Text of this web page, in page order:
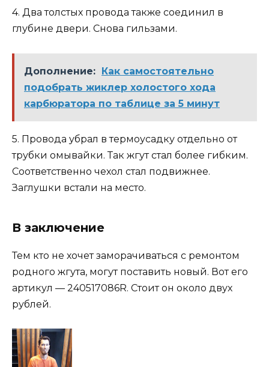
4. Два толстых провода также соединил в
глубине двери. Снова гильзами.
Дополнение: Как самостоятельно
подобрать жиклер холостого хода
карбюратора по таблице за 5 минут
5. Провода убрал в термоусадку отдельно от
трубки омывайки. Так жгут стал более гибким.
Соответственно чехол стал подвижнее.
Заглушки встали на место.
В заключение
Тем кто не хочет заморачиваться с ремонтом
родного жгута, могут поставить новый. Вот его
артикул — 240517086R. Стоит он около двух
рублей.